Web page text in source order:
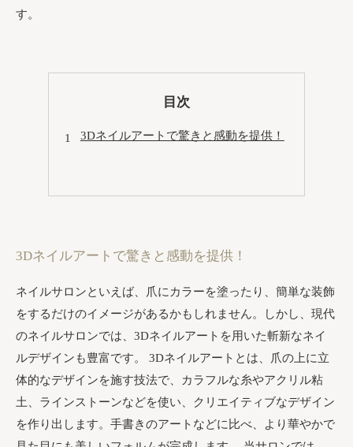
す。
目次
3Dネイルアートで驚きと感動を提供！
3Dネイルアートで驚きと感動を提供！
ネイルサロンといえば、爪にカラーを塗ったり、簡単な装飾
をするだけのイメージがあるかもしれません。しかし、現代
のネイルサロンでは、3Dネイルアートを用いた斬新なネイ
ルデザインも豊富です。 3Dネイルアートとは、爪の上に立
体的なデザインを施す技法で、カラフルな糸やアクリル粘
土、ラインストーンなどを使い、クリエイティブなデザイン
を作り出します。手書きのアートなどに比べ、より華やかで